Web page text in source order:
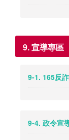
9. 宣導專區
9-1. 165反
9-4. 政令宣